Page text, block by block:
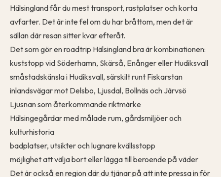
Hälsingland får du mest transport, rastplatser och korta
avfarter. Det är inte fel om du har bråttom, men det är
sällan där resan sitter kvar efteråt.
Det som gör en roadtrip Hälsingland bra är kombinationen:
kuststopp vid Söderhamn, Skärså, Enånger eller Hudiksvall
småstadskänsla i Hudiksvall, särskilt runt Fiskarstan
inlandsvägar mot Delsbo, Ljusdal, Bollnäs och Järvsö
Ljusnan som återkommande riktmärke
Hälsingegårdar med målade rum, gårdsmiljöer och
kulturhistoria
badplatser, utsikter och lugnare kvällsstopp
möjlighet att välja bort eller lägga till beroende på väder
Det är också en region där du tjänar på att inte pressa in för